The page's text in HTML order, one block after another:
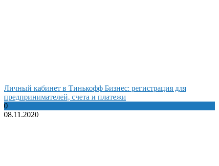
Личный кабинет в Тинькофф Бизнес: регистрация для
предпринимателей, счета и платежи
0
08.11.2020